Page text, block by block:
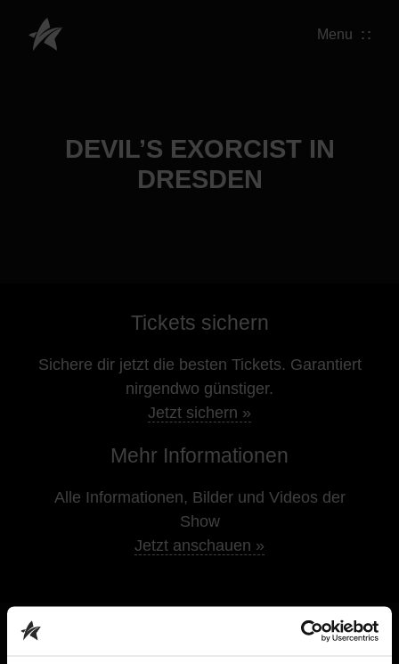
Menu
DEVIL’S EXORCIST IN
DRESDEN
Tickets sichern
Sichere dir jetzt die besten Tickets. Garantiert
nirgendwo günstiger.
Jetzt sichern »
Mehr Informationen
Alle Informationen, Bilder und Videos der
Show
Jetzt anschauen »
JETZT TICKETS SICHERN